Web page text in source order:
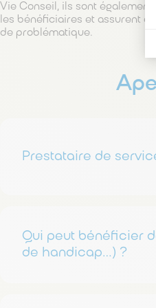
Vie Conseil, ils sont
les bénéficiaires et assurent
de problématique.
Prestataire de
L’agrément Saveurs et
de la Roche-sur-Yon et
Qui peut bénéficier
de handicap…) ?